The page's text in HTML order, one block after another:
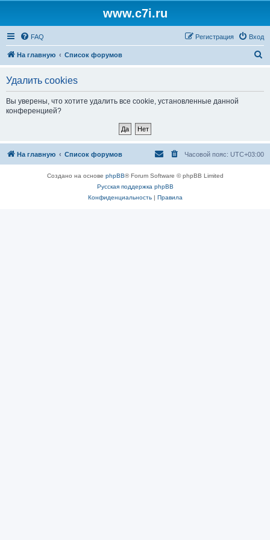
www.c7i.ru
FAQ Вход
Регистрация
На главную Список форумов
Удалить cookies
Вы уверены, что хотите удалить все cookie, установленные данной
конференцией?
На главную Список форумов Часовой пояс: UTC+03:00
Создано на основе phpBB® Forum Software © phpBB Limited
Русская поддержка phpBB
Конфиденциальность| Правила